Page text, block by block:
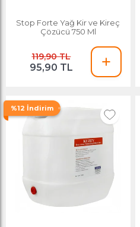
Stop Forte Yağ Kir ve Kireç
Çözücü 750 Ml
119,90 TL
95,90 TL
%12 İndirim